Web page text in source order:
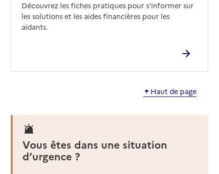
Découvrez les fiches pratiques pour s'informer sur
les solutions et les aides financières pour les
aidants.
Haut de page
Vous êtes dans une situation
d’urgence ?